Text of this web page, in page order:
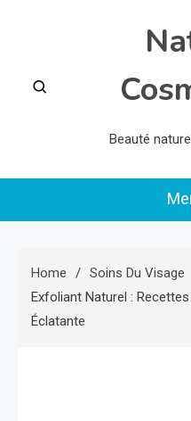
Beauté
Home
Soins Du Visage
Exfoliant Naturel :
Éclatante